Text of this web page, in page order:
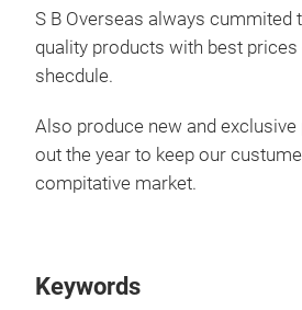
S B Overseas always cummited
quality products with best prices
shecdule.
Also produce new and
out the year to keep our
compitative market.
Keywords